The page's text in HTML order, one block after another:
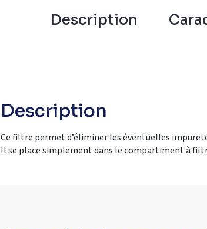
Description
Description
Ce filtre permet d’éliminer les éventuelles
Il se place simplement dans le compartiment à